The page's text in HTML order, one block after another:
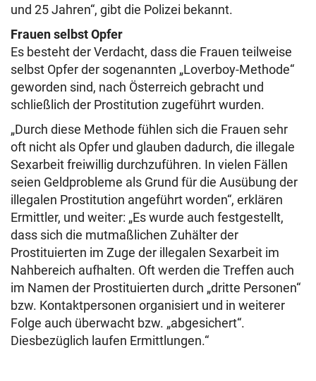
und 25 Jahren“, gibt die Polizei bekannt.
Frauen selbst Opfer
Es besteht der Verdacht, dass die Frauen teilweise
selbst Opfer der sogenannten „Loverboy-Methode“
geworden sind, nach Österreich gebracht und
schließlich der Prostitution zugeführt wurden.
„Durch diese Methode fühlen sich die Frauen sehr
oft nicht als Opfer und glauben dadurch, die illegale
Sexarbeit freiwillig durchzuführen. In vielen Fällen
seien Geldprobleme als Grund für die Ausübung der
illegalen Prostitution angeführt worden“, erklären
Ermittler, und weiter: „Es wurde auch festgestellt,
dass sich die mutmaßlichen Zuhälter der
Prostituierten im Zuge der illegalen Sexarbeit im
Nahbereich aufhalten. Oft werden die Treffen auch
im Namen der Prostituierten durch „dritte Personen“
bzw. Kontaktpersonen organisiert und in weiterer
Folge auch überwacht bzw. „abgesichert“.
Diesbezüglich laufen Ermittlungen.“